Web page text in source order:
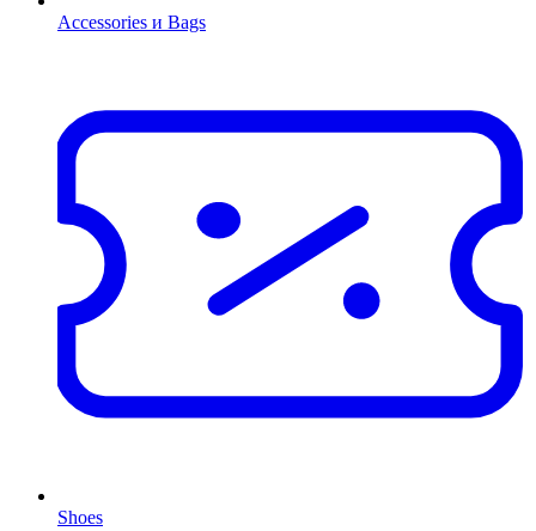
Accessories и Bags
Shoes